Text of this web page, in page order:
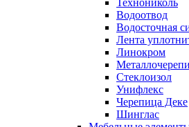
Технониколь
Водоотвод
Водосточная
Лента
Линокром
Стеклоизол
Унифлекс
Черепица Деке
Шинглас